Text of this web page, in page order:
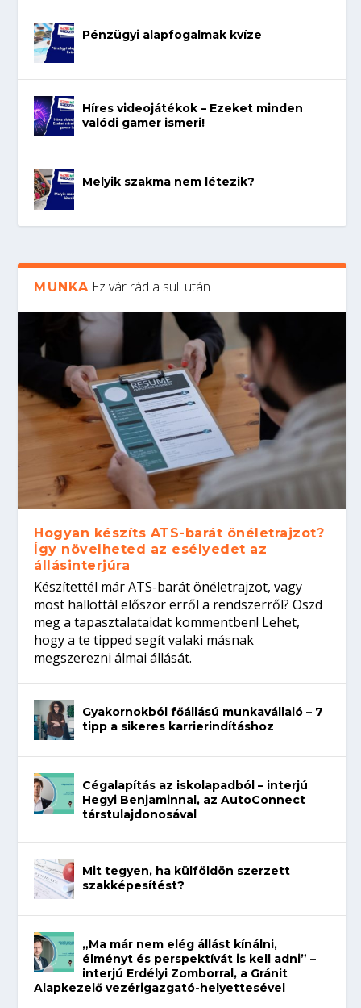
Pénzügyi alapfogalmak kvíze
Híres videojátékok – Ezeket minden
valódi gamer ismeri!
Melyik szakma nem létezik?
MUNKA Ez vár rád a suli után
Hogyan készíts ATS-barát önéletrajzot?
Így növelheted az esélyedet az
állásinterjúra
Készítettél már ATS-barát önéletrajzot, vagy
most hallottál először erről a rendszerről? Oszd
meg a tapasztalataidat kommentben! Lehet,
hogy a te tipped segít valaki másnak
megszerezni álmai állását.
Gyakornokból főállású munkavállaló – 7
tipp a sikeres karrierindításhoz
Cégalapítás az iskolapadból – interjú
Hegyi Benjaminnal, az AutoConnect
társtulajdonosával
Mit tegyen, ha külföldön szerzett
szakképesítést?
„Ma már nem elég állást kínálni,
élményt és perspektívát is kell adni” –
interjú Erdélyi Zomborral, a Gránit
Alapkezelő vezérigazgató-helyettesével